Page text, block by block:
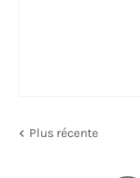
Plus récente